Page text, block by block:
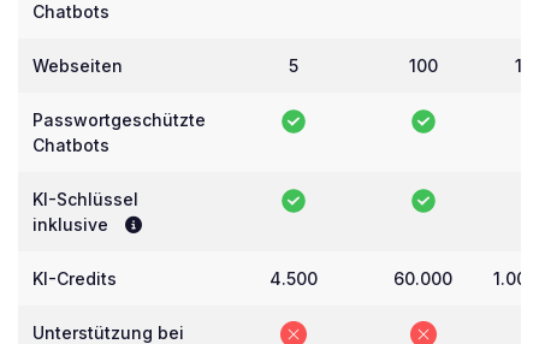
Chatbots
Webseiten 5 100
Passwortgeschützte
Chatbots
KI-Schlüssel
inklusive
KI-Credits 4.500 60.000
Unterstützung bei